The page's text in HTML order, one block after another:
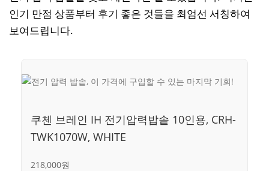
인기 만점 상품부터 후기 좋은 것들을 최엄선 서칭하여
보여드립니다.
쿠첸 브레인 IH 전기압력밥솥 10인용, CRH-
TWK1070W, WHITE
218,000원